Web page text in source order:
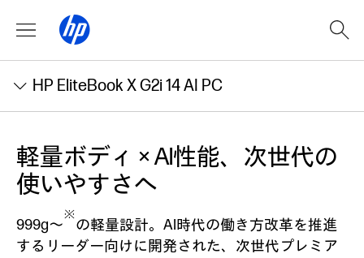
HP EliteBook X G2i 14 AI PC
軽量ボディ × AI性能、次世代の
使いやすさへ
999g～
※
の軽量設計。AI時代の働き方改革を推進
するリーダー向けに開発された、次世代プレミア